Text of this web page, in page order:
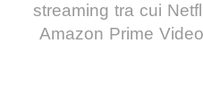
streaming tra cui
Amazon Prime